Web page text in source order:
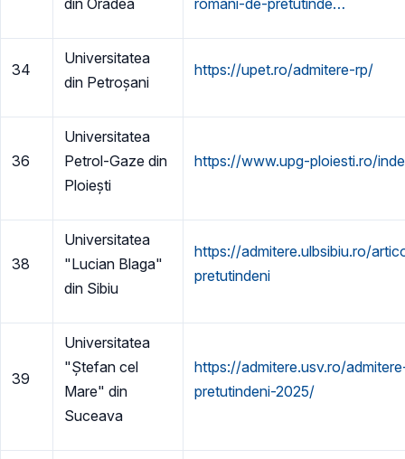
34
Universitatea
din Petroșani
https://upet.ro/admitere-rp/
36
Universitatea
Petrol-Gaze din
Ploiești
https://www.upg-ploiesti.ro/
38
Universitatea
"Lucian Blaga"
din Sibiu
https://admitere.ulbsibiu.ro/
pretutindeni
39
Universitatea
"Ștefan cel
Mare" din
Suceava
https://admitere.usv.ro/
pretutindeni-2025/